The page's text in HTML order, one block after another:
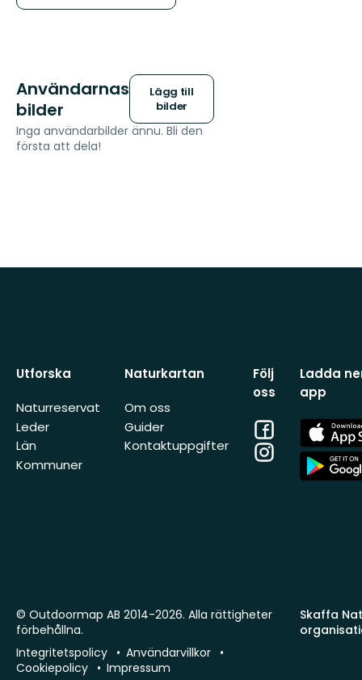
Användarnas
bilder
Lägg till
bilder
Inga användarbilder ännu. Bli den
första att dela!
Utforska
Naturreservat
Leder
Län
Kommuner
Naturkartan
Om oss
Guider
Kontaktuppgifter
Följ
oss
Facebook
Instagram
Ladda
app
App
Store
App
Store
Skaffa
© Outdoormap AB 2014-2026. Alla rättigheter
förbehållna.
Integritetspolicy
Användarvillkor
Cookiepolicy
Impressum